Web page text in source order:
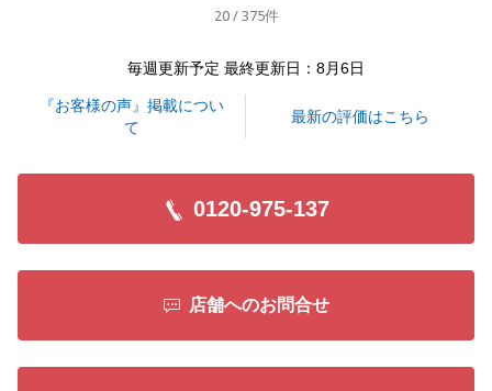
連絡いただけますと幸いです。
20 / 375件
毎週更新予定 最終更新日：8月6日
『お客様の声』掲載につい
て
最新の評価はこちら
0120-975-137
店舗へのお問合せ